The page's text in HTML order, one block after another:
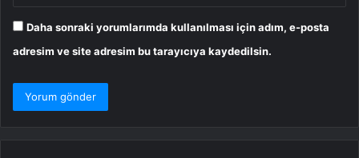
Daha sonraki yorumlarımda kullanılması için adım, e-posta
adresim ve site adresim bu tarayıcıya kaydedilsin.